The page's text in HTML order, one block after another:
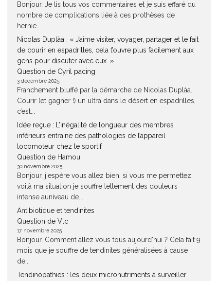
Bonjour. Je lis tous vos commentaires et je suis effaré du
nombre de complications liée à ces prothèses de
hernie....
Nicolas Duplàa : « J’aime visiter, voyager, partager et le fait
de courir en espadrilles, cela t’ouvre plus facilement aux
gens pour discuter avec eux. »
Question de Cyril pacing
3 décembre 2025
Franchement bluffé par la démarche de Nicolas Duplàa.
Courir (et gagner !) un ultra dans le désert en espadrilles,
c’est...
Idée reçue : L’inégalité de longueur des membres
inférieurs entraine des pathologies de l’appareil
locomoteur chez le sportif
Question de Hamou
30 novembre 2025
Bonjour, j'espère vous allez bien. si vous me permettez.
voilà ma situation je souffre tellement des douleurs
intense auniveau de...
Antibiotique et tendinites
Question de Vlc
17 novembre 2025
Bonjour, Comment allez vous tous aujourd'hui ? Cela fait 9
mois que je souffre de tendinites généralisées à cause
de...
Tendinopathies : les deux micronutriments à surveiller